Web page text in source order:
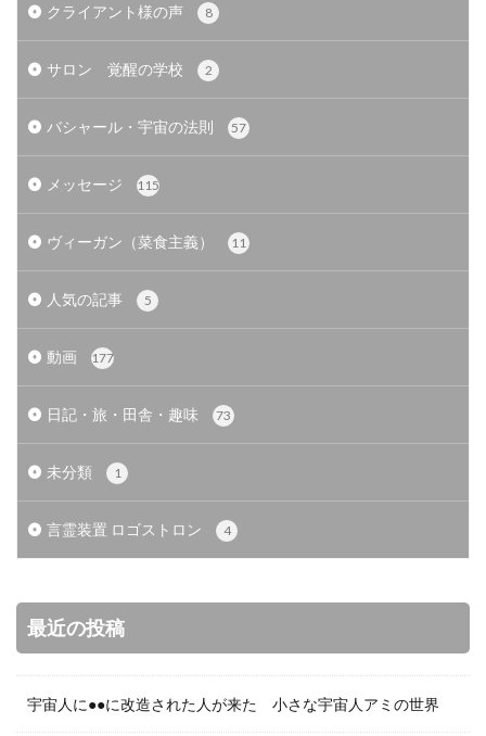
クライアント様の声 8
サロン 覚醒の学校 2
バシャール・宇宙の法則 57
メッセージ 115
ヴィーガン（菜食主義） 11
人気の記事 5
動画 177
日記・旅・田舎・趣味 73
未分類 1
言霊装置 ロゴストロン 4
最近の投稿
宇宙人に●●に改造された人が来た 小さな宇宙人アミの世界